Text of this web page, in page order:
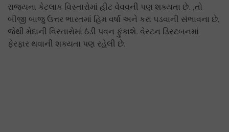
રાજ્યના કેટલાક વિસ્તારોમાં હીટ વેવવની પણ શક્યતા છે. ,તો
બીજી બાજુ ઉત્તર ભારતમાં હિમ વર્ષા અને કરા પડવાની સંભાવના છે,
જેથી મેદાની વિસ્તારોમાં ઠંડી પવન ફુંકાશે. વેસ્ટન ડિસ્ટબનમાં
ફેરફાર થવાની શક્યતા પણ રહેલી છે.